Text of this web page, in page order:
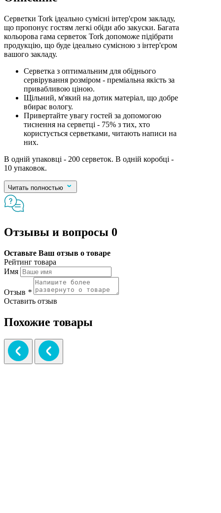
Серветки Tork ідеально сумісні інтер'єром закладу,
що пропонує гостям легкі обіди або закуски. Багата
кольорова гама серветок Tork допоможе підібрати
продукцію, що буде ідеально сумісною з інтер'єром
вашого закладу.
Серветка з оптимальним для обіднього
сервірування розміром - преміальна якість за
привабливою ціною.
Щільний, м'який на дотик матеріал, що добре
вбирає вологу.
Привертайте увагу гостей за допомогою
тиснення на серветці - 75% з тих, хто
користується серветками, читають написи на
них.
В одній упаковці - 200 серветок. В одній коробці -
10 упаковок.
Читать полностью
Отзывы и вопросы 0
Оставьте Ваш отзыв о товаре
Рейтинг товара
Имя
Отзыв *
Оставить отзыв
Похожие товары